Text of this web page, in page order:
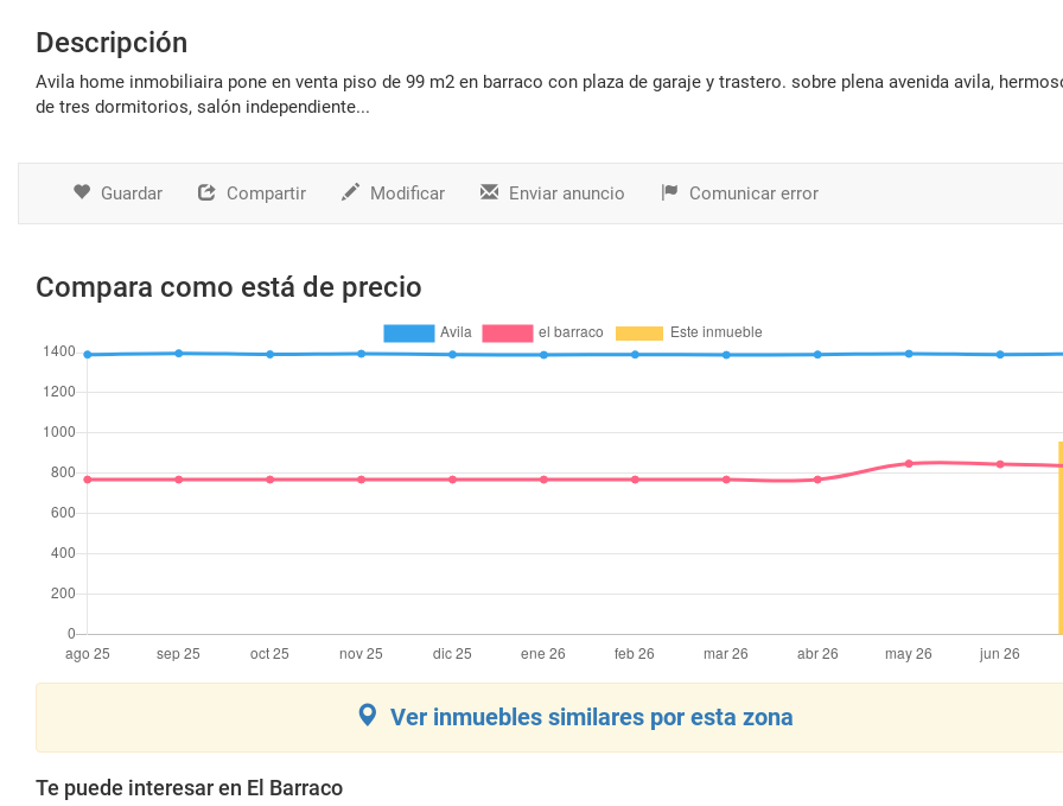
Descripción
avila home inmobiliaira pone en venta piso de 99 m2 en barraco con plaza de garaje y trastero. sobre plena avenida avila, hermoso piso
de tres dormitorios, salón independiente...
Guardar Compartir Modificar Enviar anuncio Comunicar error
Compara como está de precio
Ver inmuebles similares por esta zona
Te puede interesar en El Barraco